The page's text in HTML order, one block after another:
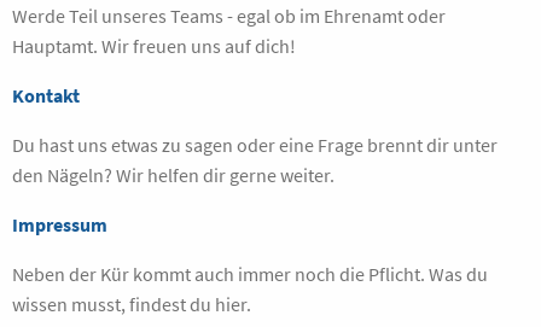
Werde Teil unseres Teams - egal ob im Ehrenamt oder
Hauptamt. Wir freuen uns auf dich!
Kontakt
Du hast uns etwas zu sagen oder eine Frage brennt dir unter
den Nägeln? Wir helfen dir gerne weiter.
Impressum
Neben der Kür kommt auch immer noch die Pflicht. Was du
wissen musst, findest du hier.